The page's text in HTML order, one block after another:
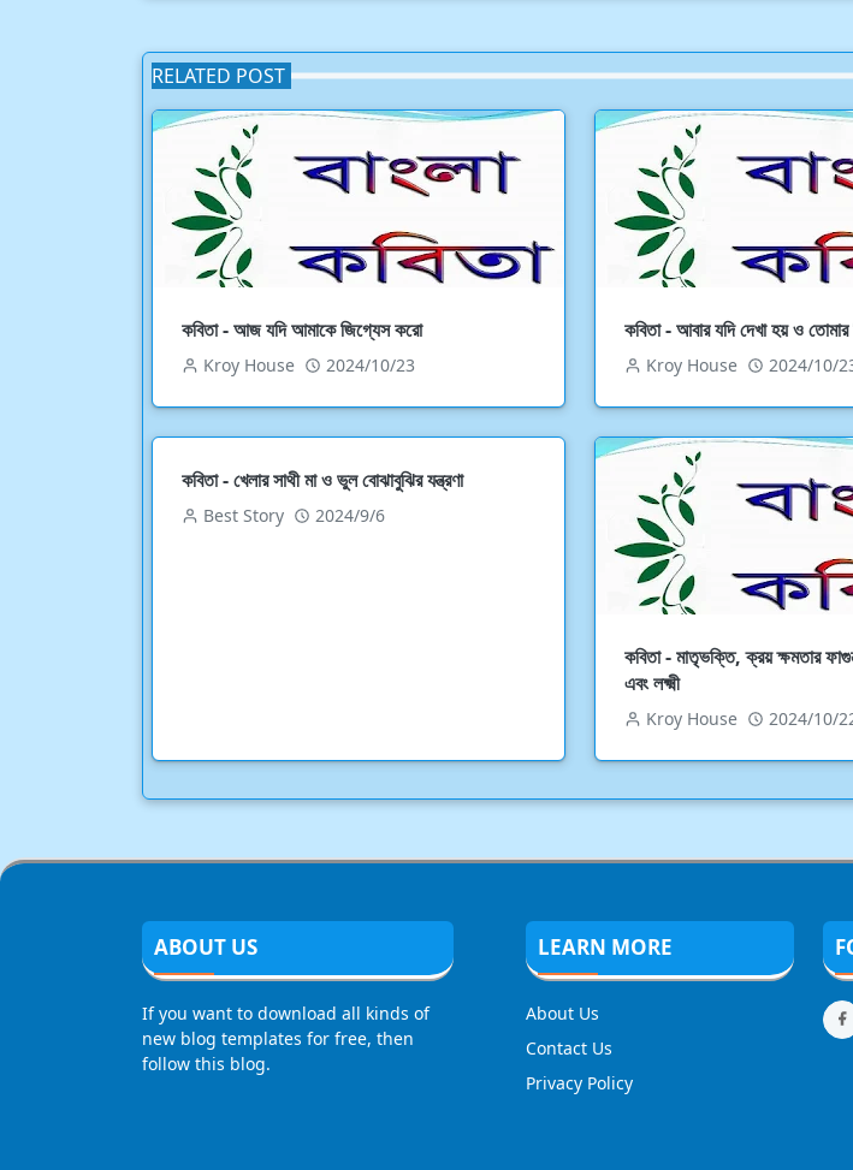
RELATED POST
কবিতা - আজ যদি আমাকে জিগ্যেস করো
Kroy House 2024/10/23
কবিতা - আবার যদি দেখা হয় ও তোমার
Kroy House 2024/10/
কবিতা - খেলার সাথী মা ও ভুল বোঝাবুঝির যন্ত্রণা
Best Story 2024/9/6
কবিতা - মাতৃভক্তি, ক্রয় ক্ষমতার
এবং লক্ষ্মী
Kroy House 2024/10/
ABOUT US
If you want to download all kinds of
new blog templates for free, then
follow this blog.
LEARN MORE
About Us
Contact Us
Privacy Policy